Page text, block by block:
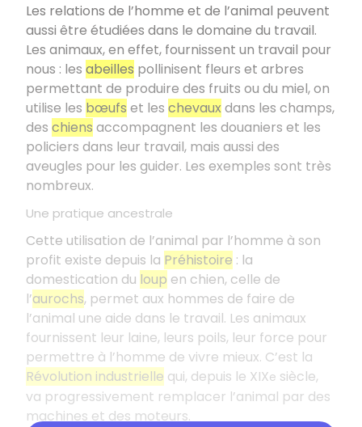
Les relations de l’homme et de l’animal peuvent
aussi être étudiées dans le domaine du travail.
Les animaux, en effet, fournissent un travail pour
nous : les abeilles pollinisent fleurs et arbres
permettant de produire des fruits ou du miel, on
utilise les bœufs et les chevaux dans les champs,
des chiens accompagnent les douaniers et les
policiers dans leur travail, mais aussi des
aveugles pour les guider. Les exemples sont très
nombreux.
Une pratique ancestrale
Cette utilisation de l’animal par l’homme à son
profit existe depuis la Préhistoire : la
domestication du loup en chien, celle de
l’aurochs, permet aux hommes de faire de
l’animal une aide dans le travail. Les animaux
fournissent leur laine, leurs poils, leur force pour
permettre à l’homme de vivre mieux. C’est la
Révolution industrielle qui, depuis le XIXe siècle,
va progressivement remplacer l’animal par des
machines et des moteurs.